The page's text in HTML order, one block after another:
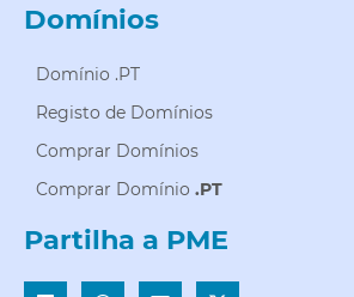
Domínios
Domínio .PT
Registo de Domínios
Comprar Domínios
Comprar Domínio .PT
Partilha a PME